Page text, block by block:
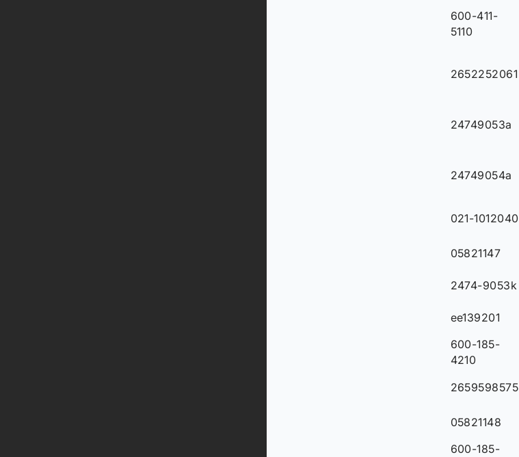
600-411-
5110
2652252061
24749053a
24749054a
021-1012040
05821147
2474-9053k
ee139201
600-185-
4210
2659598575
05821148
600-185-